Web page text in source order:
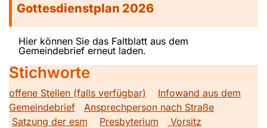
Gottesdienstplan 2026
Hier können Sie das Faltblatt aus dem
Gemeindebrief erneut laden.
Stichworte
offene Stellen (falls verfügbar)
Infowand aus dem
Gemeindebrief
Ansprechperson nach Straße
Satzung der esm
Presbyterium
Vorsitz